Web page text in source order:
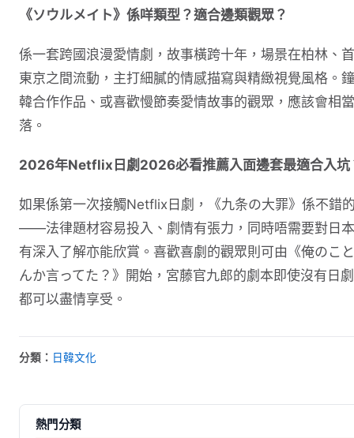
《ソウルメイト》係咩類型？適合邊類觀眾？
係一套跨國浪漫愛情劇，故事橫跨十年，場景在柏林、
東京之間流動，主打細膩的情感描寫與精緻視覺風格。
韓合作作品、或喜歡慢節奏愛情故事的觀眾，應該會相
落。
2026年Netflix日劇2026必看推薦入面邊套最適合入坑
如果係第一次接觸Netflix日劇，《九条の大罪》係不錯
——法律題材容易投入、劇情有張力，同時唔需要對日
有深入了解亦能欣賞。喜歡喜劇的觀眾則可由《俺のこ
んか言ってた？》開始，宮藤官九郎的劇本即使沒有日
都可以盡情享受。
分類： 日韓文化
熱門分類